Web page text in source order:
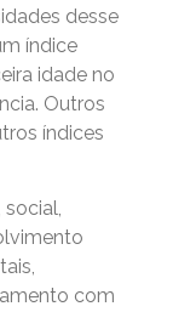
desse
índice
idade no
Outros
índices
com